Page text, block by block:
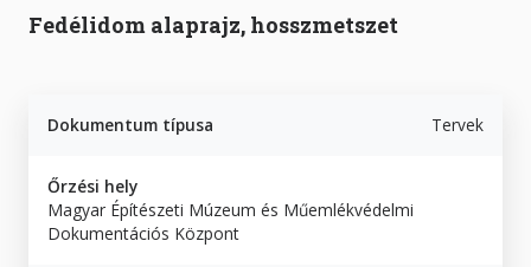
Fedélidom alaprajz, hosszmetszet
Dokumentum típusa Tervek
Őrzési hely
Magyar Építészeti Múzeum és Műemlékvédelmi
Dokumentációs Központ